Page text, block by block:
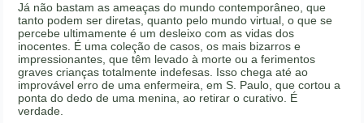
Já não bastam as ameaças do mundo contemporâneo, que
tanto podem ser diretas, quanto pelo mundo virtual, o que se
percebe ultimamente é um desleixo com as vidas dos
inocentes. É uma coleção de casos, os mais bizarros e
impressionantes, que têm levado à morte ou a ferimentos
graves crianças totalmente indefesas. Isso chega até ao
improvável erro de uma enfermeira, em S. Paulo, que cortou a
ponta do dedo de uma menina, ao retirar o curativo. É
verdade.